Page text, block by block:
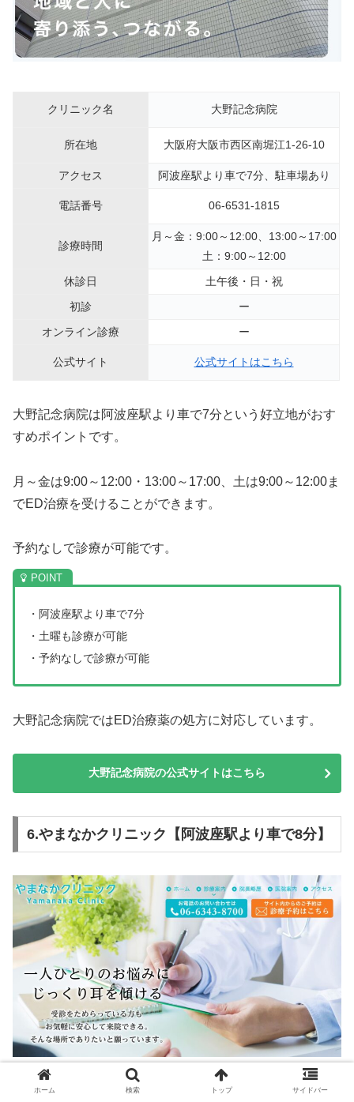
クリニック名 大野記念病院
所在地 大阪府大阪市西区南堀江1-26-10
アクセス 阿波座駅より車で7分、駐車場あり
電話番号 06-6531-1815
診療時間
月～金：9:00～12:00、13:00～17:00
土：9:00～12:00
休診日
土午後・日・祝
初診
ー
オンライン診療
ー
公式サイト 公式サイトはこちら
大野記念病院は阿波座駅より車で7分という好立地がおす
すめポイントです。
月～金は9:00～12:00・13:00～17:00、土は9:00～12:00ま
でED治療を受けることができます。
予約なしで診療が可能です。
・阿波座駅より車で7分
・土曜も診療が可能
・予約なしで診療が可能
大野記念病院ではED治療薬の処方に対応しています。
大野記念病院の公式サイトはこちら
6.やまなかクリニック【阿波座駅より車で8分】
ホーム 検索 トップ サイドバー